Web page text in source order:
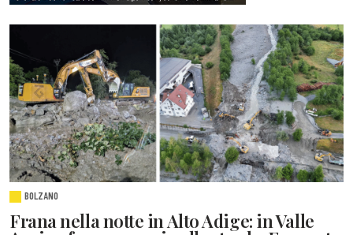
BOLZANO
Frana nella notte in Alto Adige: in Valle